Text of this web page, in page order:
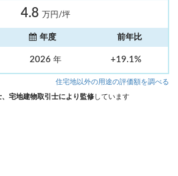
4.8 万円/坪
年度 前年比
2026 年 +19.1%
住宅地以外の用途の評価額を調べる
宅地建物取引士により監修しています